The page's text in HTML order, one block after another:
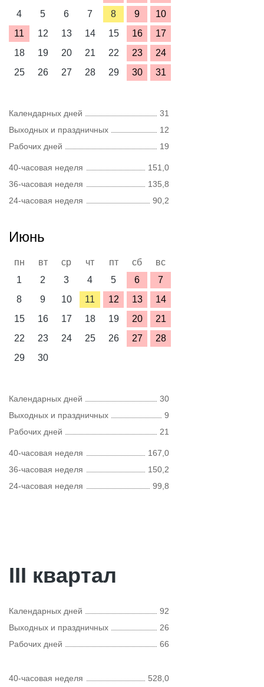
4
5 6 7 8 9
10
11
12 13 14 15 16
17
18
19 20 21 22 23
24
25
26 27 28 29 30 31
Календарных дней
31
Выходных и праздничных
12
Рабочих дней
19
40-часовая неделя
151,0
36-часовая неделя
135,8
24-часовая неделя
90,2
Июнь
пн вт ср чт пт сб
вс
1
2 3 4 5 6
7
8
9 10 11 12 13
14
15
16 17 18 19 20
21
22
23 24 25 26 27
28
29
30
Календарных дней
30
Выходных и праздничных
9
Рабочих дней
21
40-часовая неделя
167,0
36-часовая неделя
150,2
24-часовая неделя
99,8
III квартал
Календарных дней
92
Выходных и праздничных
26
Рабочих дней
66
40-часовая неделя 528,0